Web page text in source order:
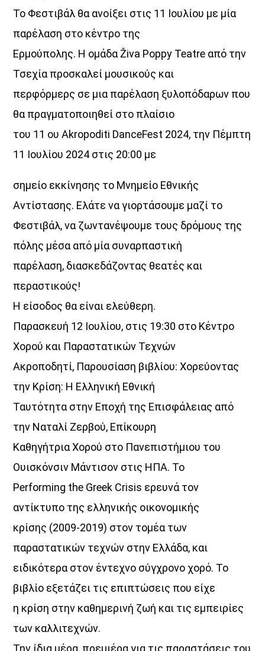
Το Φεστιβάλ θα ανοίξει στις 11 Ιουλίου με μία
παρέλαση στο κέντρο της
Ερμούπολης. Η ομάδα Živa Poppy Teatre από την
Τσεχία προσκαλεί μουσικούς και
περφόρμερς σε μια παρέλαση ξυλοπόδαρων που
θα πραγματοποιηθεί στο πλαίσιο
του 11 ου Akropoditi DanceFest 2024, την Πέμπτη
11 Ιουλίου 2024 στις 20:00 με
σημείο εκκίνησης το Μνημείο Εθνικής
Αντίστασης. Ελάτε να γιορτάσουμε μαζί το
Φεστιβάλ, να ζωντανέψουμε τους δρόμους της
πόλης μέσα από μία συναρπαστική
παρέλαση, διασκεδάζοντας θεατές και
περαστικούς!
Η είσοδος θα είναι ελεύθερη.
Παρασκευή 12 Ιουλίου, στις 19:30 στο Κέντρο
Χορού και Παραστατικών Τεχνών
Ακροποδητί, Παρουσίαση βιβλίου: Χορεύοντας
την Κρίση: Η Ελληνική Εθνική
Ταυτότητα στην Εποχή της Επισφάλειας από
την Ναταλί Ζερβού, Επίκουρη
Καθηγήτρια Χορού στο Πανεπιστήμιου του
Ουισκόνσιν Μάντισον στις ΗΠΑ. Το
Performing the Greek Crisis ερευνά τον
αντίκτυπο της ελληνικής οικονομικής
κρίσης (2009-2019) στον τομέα των
παραστατικών τεχνών στην Ελλάδα, και
ειδικότερα στον έντεχνο σύγχρονο χορό. Το
βιβλίο εξετάζει τις επιπτώσεις που είχε
η κρίση στην καθημερινή ζωή και τις εμπειρίες
των καλλιτεχνών.
Την ίδια μέρα, πρεμιέρα για τις παραστάσεις του